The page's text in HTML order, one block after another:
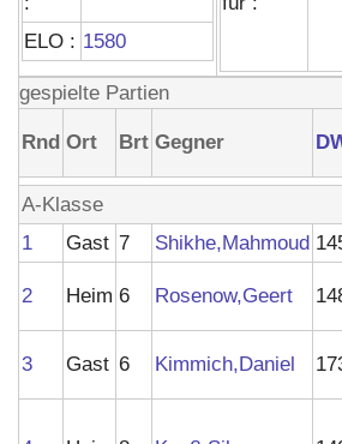
ELO : 1580
gespielte Partien
Rnd Ort Brt Gegner
A-Klasse
1
Gast 7 Shikhe,Mahmoud
2 Heim 6 Rosenow,Geert
3 Gast 6 Kimmich,Daniel